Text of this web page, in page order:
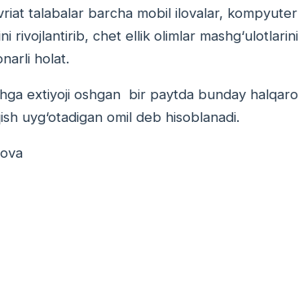
talabalar barcha mobil ilovalar, kompyuter
rivojlantirib, chet ellik olimlar mashg‘ulotlarini
holat.
extiyoji oshgan bir paytda bunday halqaro
uyg‘otadigan omil deb hisoblanadi.